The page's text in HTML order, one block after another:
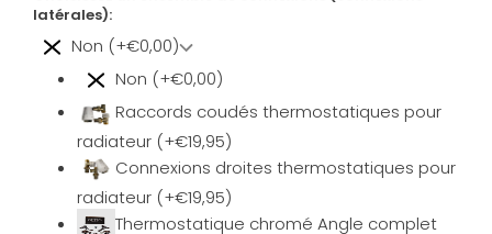
latérales):
Non (+€0,00)
Non (+€0,00)
Raccords coudés thermostatiques pour
radiateur (+€19,95)
Connexions droites thermostatiques pour
radiateur (+€19,95)
Thermostatique chromé Angle complet